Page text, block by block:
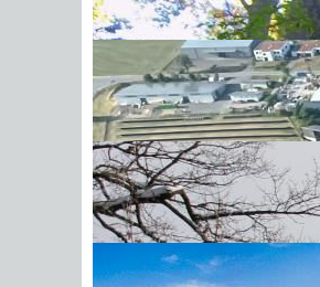
BIick vom Galgenberg auf
Hohenstadt
Mit diesem Kommentar
Ihr Name
Ihre E-Mail-Adresse*